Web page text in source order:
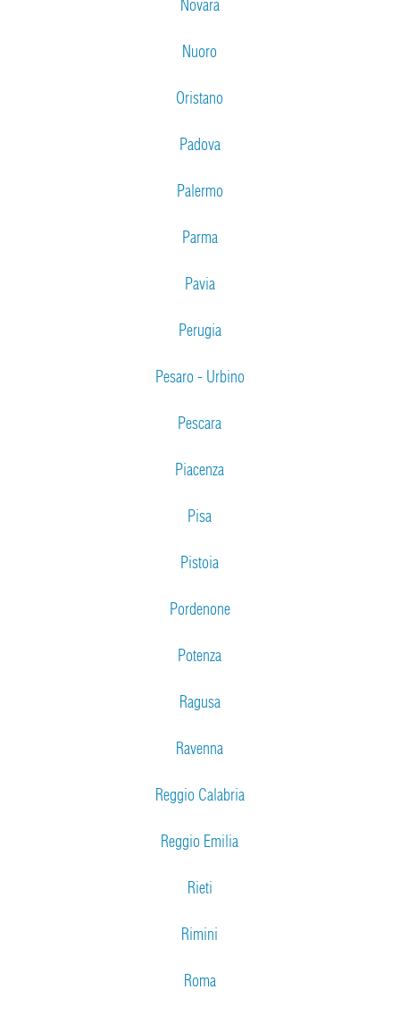
Novara
Nuoro
Oristano
Padova
Palermo
Parma
Pavia
Perugia
Pesaro - Urbino
Pescara
Piacenza
Pisa
Pistoia
Pordenone
Potenza
Ragusa
Ravenna
Reggio Calabria
Reggio Emilia
Rieti
Rimini
Roma